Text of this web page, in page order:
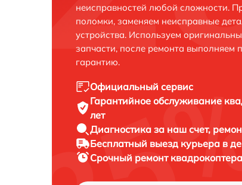
неисправностей любой сложности.
поломки, заменяем неисправные
устройства. Используем
запчасти, после ремонта выполняем
гарантию.
Официальный сервис
Гарантийное обслуживание
лет
Диагностика за наш счет,
Бесплатный выезд курьера в
Срочный ремонт